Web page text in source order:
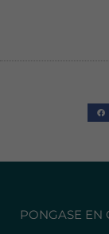
PONGASE EN